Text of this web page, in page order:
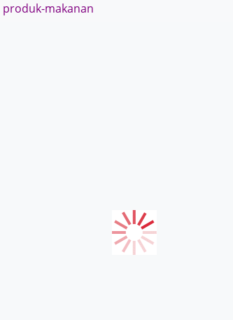
produk-makanan